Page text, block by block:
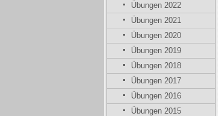
Übungen 2022
Übungen 2021
Übungen 2020
Übungen 2019
Übungen 2018
Übungen 2017
Übungen 2016
Übungen 2015